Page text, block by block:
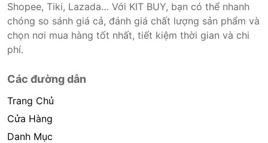
Shopee, Tiki, Lazada… Với KIT BUY, bạn có thể nhanh
chóng so sánh giá cả, đánh giá chất lượng sản phẩm và
chọn nơi mua hàng tốt nhất, tiết kiệm thời gian và chi
phí.
Các đường dẫn
Trang Chủ
Cửa Hàng
Danh Mục